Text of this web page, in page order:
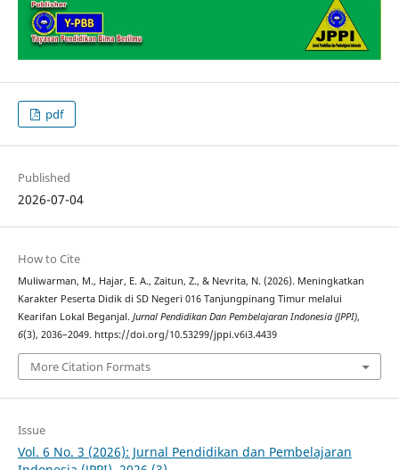
pdf
Published
2026-07-04
How to Cite
Muliwarman, M., Hajar, E. A., Zaitun, Z., & Nevrita, N. (2026). Meningkatkan
Karakter Peserta Didik di SD Negeri 016 Tanjungpinang Timur melalui
Kearifan Lokal Beganjal. Jurnal Pendidikan Dan Pembelajaran Indonesia (JPPI),
6(3), 2036–2049. https://doi.org/10.53299/jppi.v6i3.4439
More Citation Formats
Issue
Vol. 6 No. 3 (2026): Jurnal Pendidikan dan Pembelajaran